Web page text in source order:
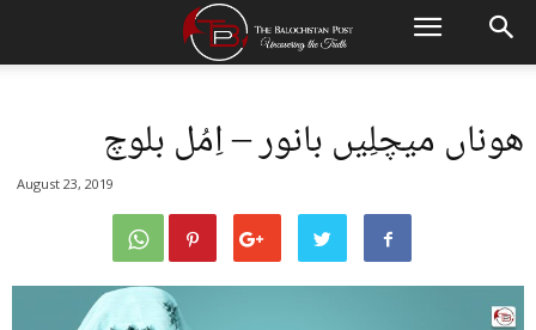
ھوناں میچلِیں بانور – اِمُل بلوچ
August 23, 2019